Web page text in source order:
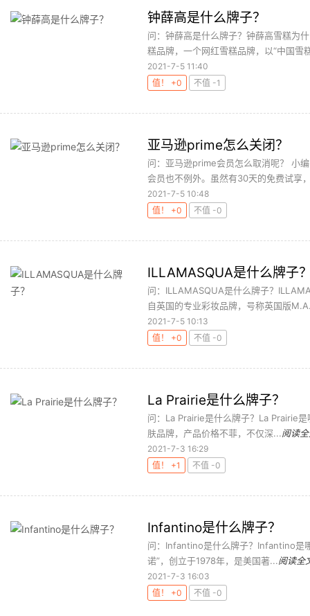
钟薛高是什么牌子？
问：钟薛高是什么牌子？钟薛高雪糕为
糕品牌，一个网红雪糕品牌，以“中国雪
2021-7-5 11:40
值！ +0
不值 -1
亚马逊prime怎么关闭？
问：亚马逊prime会员怎么取消呢？ 小
会员也不例外。虽然有30天的免费试享
2021-7-5 10:48
值！ +0
不值 -0
ILLAMASQUA是什么牌子
问：ILLAMASQUA是什么牌子？
自英国的专业彩妆品牌，号称英国版
2021-7-5 10:13
值！ +0
不值 -0
La Prairie是什么牌子？
问：La Prairie是什么牌子？La Prairie
肤品牌，产品价格不菲，不仅深...阅读
2021-7-3 16:29
值！ +1
不值 -0
Infantino是什么牌子？
问：Infantino是什么牌子？Infantino是
诺”，创立于1978年，是美国著...阅读全
2021-7-3 16:03
值！ +0
不值 -0